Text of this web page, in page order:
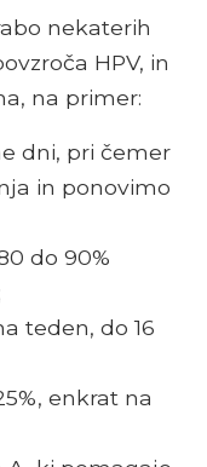
nekaterih
HPV, in
na primer:
dni, pri čemer
in ponovimo
do 90%
teden, do 16
enkrat na